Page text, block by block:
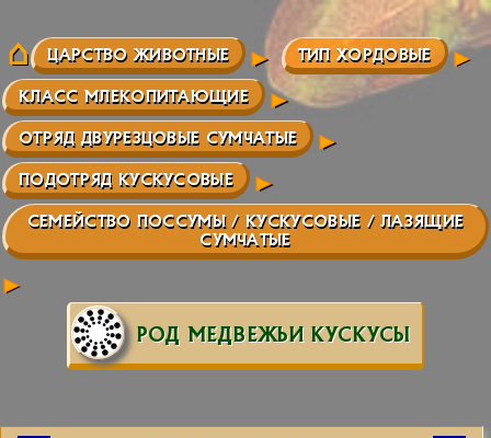
ЦАРСТВО ЖИВОТНЫЕ ТИП ХОРДОВЫЕ
КЛАСС МЛЕКОПИТАЮЩИЕ
ОТРЯД ДВУРЕЗЦОВЫЕ СУМЧАТЫЕ
ПОДОТРЯД КУСКУСОВЫЕ
СЕМЕЙСТВО ПОССУМЫ / КУСКУСОВЫЕ / ЛАЗЯЩИЕ
СУМЧАТЫЕ
РОД МЕДВЕЖЬИ КУСКУСЫ